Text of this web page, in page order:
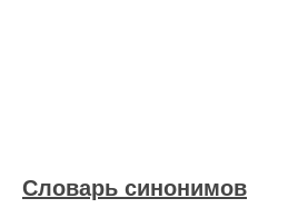
Словарь синонимов